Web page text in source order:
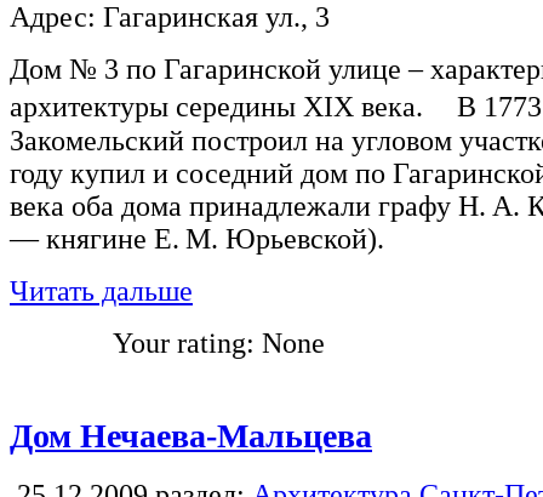
Адрес: Гагаринская ул., 3
Дом № 3 по Гагаринской улице –
архитектуры середины XIX века. В
Закомельский построил на угловом
году купил и соседний дом по
века оба дома принадлежали графу Н. А.
— княгине Е. М. Юрьевской).
Читать дальше
Your rating: None
Дом Нечаева-Мальцева